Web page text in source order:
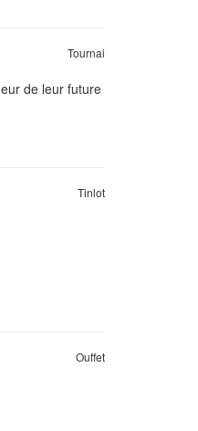
Tournai
de leur future
Tinlot
Ouffet